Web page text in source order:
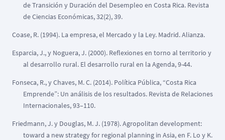
de Transición y Duración del Desempleo en Costa Rica. Revista
de Ciencias Económicas, 32(2), 39.
Coase, R. (1994). La empresa, el Mercado y la Ley. Madrid. Alianza.
Esparcia, J., y Noguera, J. (2000). Reflexiones en torno al territorio y
al desarrollo rural. El desarrollo rural en la Agenda, 9-44.
Fonseca, R., y Chaves, M. C. (2014). Política Pública, “Costa Rica
Emprende”: Un análisis de los resultados. Revista de Relaciones
Internacionales, 93–110.
Friedmann, J. y Douglas, M. J. (1978). Agropolitan development:
toward a new strategy for regional planning in Asia, en F. Lo y K.